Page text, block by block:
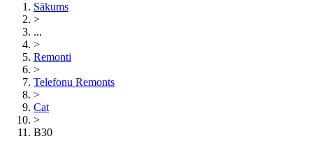
Sākums
>
...
>
Remonti
>
Telefonu Remonts
>
Cat
>
B30